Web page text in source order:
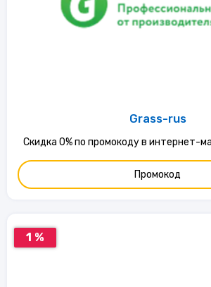
Grass-rus
Промокод
1 %